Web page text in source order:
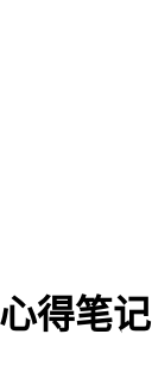
得笔记